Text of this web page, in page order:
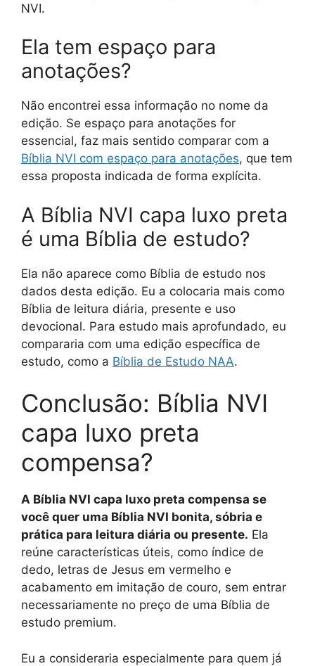
NVI.
Ela tem espaço para
anotações?
Não encontrei essa informação no nome da
edição. Se espaço para anotações for
essencial, faz mais sentido comparar com a
Bíblia NVI com espaço para anotações, que tem
essa proposta indicada de forma explícita.
A Bíblia NVI capa luxo preta
é uma Bíblia de estudo?
Ela não aparece como Bíblia de estudo nos
dados desta edição. Eu a colocaria mais como
Bíblia de leitura diária, presente e uso
devocional. Para estudo mais aprofundado, eu
compararia com uma edição específica de
estudo, como a Bíblia de Estudo NAA.
Conclusão: Bíblia NVI
capa luxo preta
compensa?
A Bíblia NVI capa luxo preta compensa se
você quer uma Bíblia NVI bonita, sóbria e
prática para leitura diária ou presente. Ela
reúne características úteis, como índice de
dedo, letras de Jesus em vermelho e
acabamento em imitação de couro, sem entrar
necessariamente no preço de uma Bíblia de
estudo premium.
Eu a consideraria especialmente para quem já